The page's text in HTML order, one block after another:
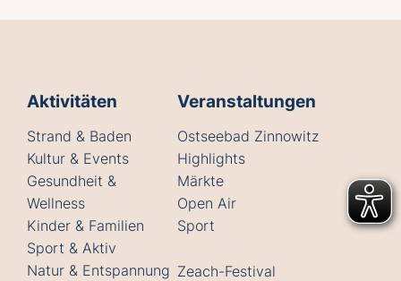
Aktivitäten
Strand & Baden
Kultur & Events
Gesundheit &
Wellness
Kinder & Familien
Sport & Aktiv
Natur & Entspannung
Veranstaltungen
Ostseebad Zinnowitz
Highlights
Märkte
Open Air
Sport
Zeach-Festival